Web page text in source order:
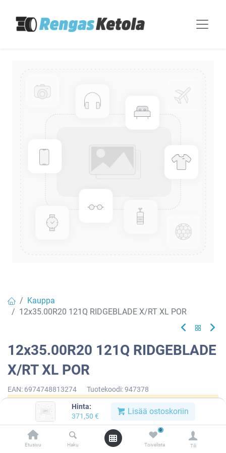
Hinta:
371,50 € Lisää ostoskoriin
Etusivu Haku
0
Toivelista Tili
Kauppa
12x35.00R20 121Q RIDGEBLADE X/RT XL POR
12x35.00R20 121Q RIDGEBLADE
X/RT XL POR
EAN: 6974748813274 Tuotekoodi:947378
Tällä tuotteella ei ole kelvollista yhdistelmää.
RIDGEBLADE